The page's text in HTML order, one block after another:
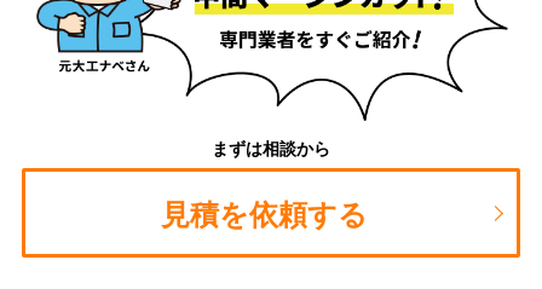
まずは相談から
見積を依頼する